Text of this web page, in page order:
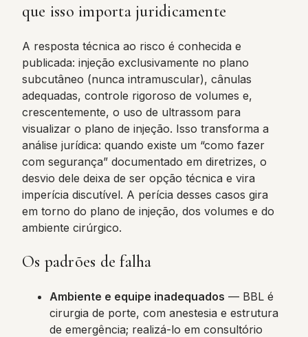
que isso importa juridicamente
A resposta técnica ao risco é conhecida e
publicada: injeção exclusivamente no plano
subcutâneo (nunca intramuscular), cânulas
adequadas, controle rigoroso de volumes e,
crescentemente, o uso de ultrassom para
visualizar o plano de injeção. Isso transforma a
análise jurídica: quando existe um “como fazer
com segurança” documentado em diretrizes, o
desvio dele deixa de ser opção técnica e vira
imperícia discutível. A perícia desses casos gira
em torno do plano de injeção, dos volumes e do
ambiente cirúrgico.
Os padrões de falha
Ambiente e equipe inadequados — BBL é
cirurgia de porte, com anestesia e estrutura
de emergência; realizá-lo em consultório